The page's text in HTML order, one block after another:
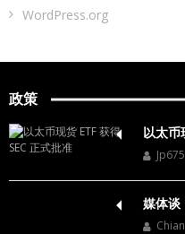
WordPress.org
政策
以太币
媒体谈